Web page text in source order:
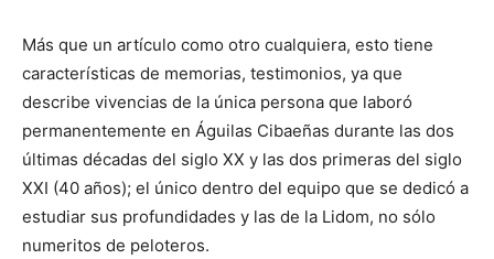
Más que un artículo como otro cualquiera, esto tiene
características de memorias, testimonios, ya que
describe vivencias de la única persona que laboró
permanentemente en Águilas Cibaeñas durante las dos
últimas décadas del siglo XX y las dos primeras del siglo
XXI (40 años); el único dentro del equipo que se dedicó a
estudiar sus profundidades y las de la Lidom, no sólo
numeritos de peloteros.